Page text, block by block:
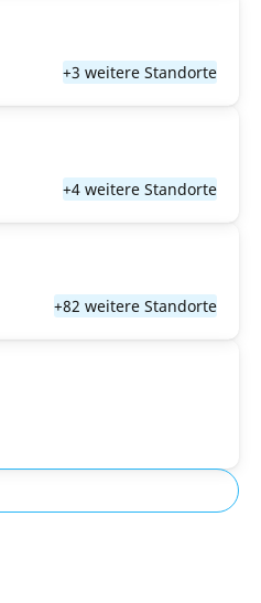
+3 weitere Standorte
+4 weitere Standorte
+82 weitere Standorte